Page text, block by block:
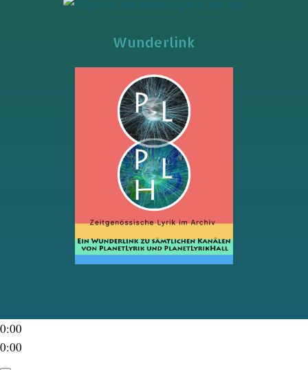
Wunderlink
0:00
0:00